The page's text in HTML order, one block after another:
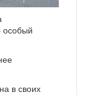
особый
в своих